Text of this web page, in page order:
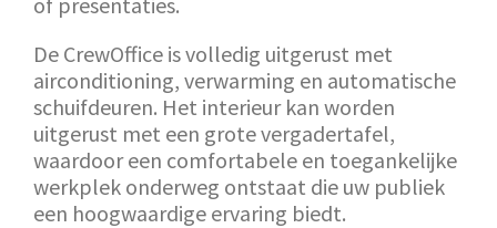
De CrewOffice is volledig uitgerust met
airconditioning, verwarming en automatische
schuifdeuren. Het interieur kan worden
uitgerust met een grote vergadertafel,
waardoor een comfortabele en toegankelijke
werkplek onderweg ontstaat die uw publiek
een hoogwaardige ervaring biedt.